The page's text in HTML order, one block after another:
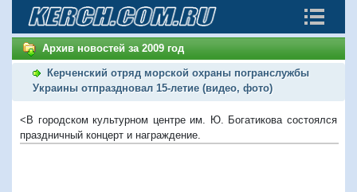
Архив новостей за 2009 год
Керченский отряд морской охраны погранслужбы
Украины отпраздновал 15-летие (видео, фото)
<В городском культурном центре им. Ю. Богатикова состоялся
праздничный концерт и награждение.